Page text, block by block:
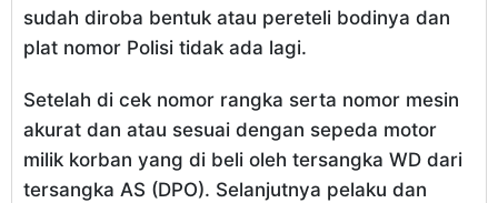
sudah diroba bentuk atau pereteli bodinya dan
plat nomor Polisi tidak ada lagi.
Setelah di cek nomor rangka serta nomor mesin
akurat dan atau sesuai dengan sepeda motor
milik korban yang di beli oleh tersangka WD dari
tersangka AS (DPO). Selanjutnya pelaku dan